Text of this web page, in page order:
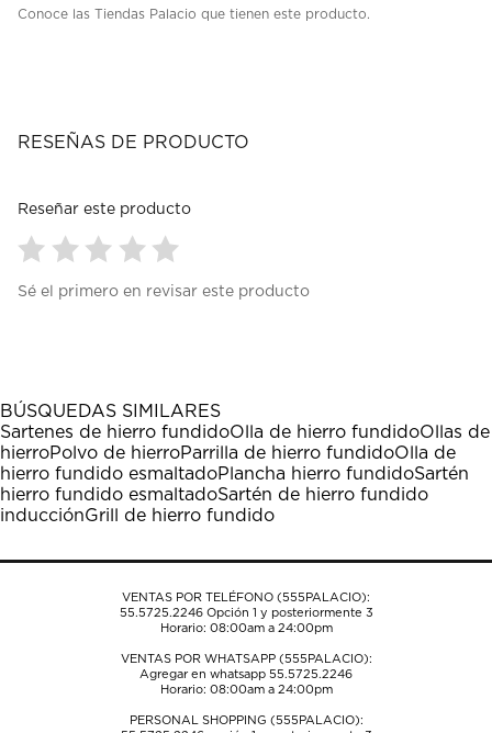
Conoce las Tiendas Palacio que tienen este producto.
RESEÑAS DE PRODUCTO
Reseñar este producto
para
1
estrella
Esta
acción
abrirá
el
formulario
envío.
para
estrellas.
Esta
acción
abrirá
el
formulario
envío.
para
estrellas.
Esta
acción
abrirá
el
formulario
envío.
para
estrellas.
Esta
acción
abrirá
el
formulario
envío.
para
estrellas.
Esta
acción
abrirá
el
formulario
envío.
Sé el primero en revisar este producto
BÚSQUEDAS SIMILARES
Sartenes de hierro fundidoOlla de hierro fundidoOllas de
hierroPolvo de hierroParrilla de hierro fundidoOlla de
hierro fundido esmaltadoPlancha hierro fundidoSartén
hierro fundido esmaltadoSartén de hierro fundido
inducciónGrill de hierro fundido
VENTAS POR TELÉFONO (555PALACIO):
55.5725.2246Opción 1 y posteriormente 3
Horario: 08:00am a 24:00pm
VENTAS POR WHATSAPP (555PALACIO):
Agregar en whatsapp 55.5725.2246
Horario: 08:00am a 24:00pm
PERSONAL SHOPPING (555PALACIO):